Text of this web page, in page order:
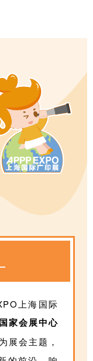
上海国际
国家会展中心
为展会主题，